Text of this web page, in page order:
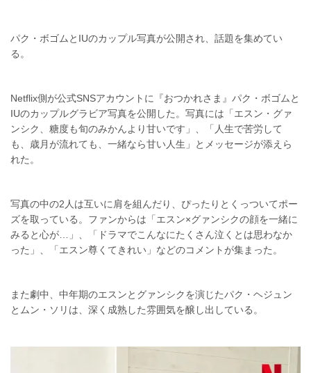
パク・ボゴムとIUのカップル写真が公開され、話題を集めてい
る。
Netflix側が公式SNSアカウントに『おつかれさま』パク・ボゴムと
IUのカップルグラビア写真を公開した。写真には「エスン・グァ
ンシク、糖度も旬のみかんより甘いです」、「人生で苦労して
も、歳月が流れても、一緒なら甘い人生」とメッセージが添えら
れた。
写真の中の2人は互いに肩を組んだり、ぴったりとくっついてポー
ズを取っている。ファンからは「エスン×グァンシクの顔を一緒に
みると心が…」、「ドラマでこんなにたくさん泣くとは思わなか
った」、「エスン尊くてきれい」などのコメントが集まった。
また劇中、中年期のエスンとグァンシクを演じたパク・ヘジュン
とムン・ソリは、深く成熟した雰囲気を醸し出している。